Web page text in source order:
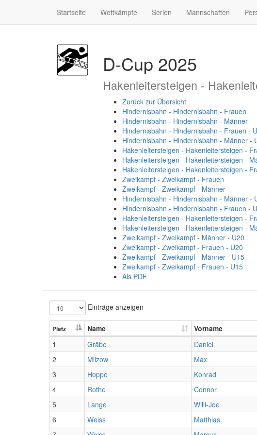
Startseite Wettkämpfe Serien Mannschaften
D-Cup 2025
Hakenleitersteigen -
Zurück zur Übersicht
Hindernisbahn - Hindernisbahn - Frauen
Hindernisbahn - Hindernisbahn - Männer
Hindernisbahn - Hindernisbahn - Frauen -
Hindernisbahn - Hindernisbahn - Männer -
Hakenleitersteigen - Hakenleitersteigen -
Hakenleitersteigen - Hakenleitersteigen -
Hakenleitersteigen - Hakenleitersteigen -
Zweikampf - Zweikampf - Frauen
Zweikampf - Zweikampf - Männer
Hindernisbahn - Hindernisbahn - Männer -
Hindernisbahn - Hindernisbahn - Frauen -
Hakenleitersteigen - Hakenleitersteigen -
Hakenleitersteigen - Hakenleitersteigen -
Zweikampf - Zweikampf - Männer - U20
Zweikampf - Zweikampf - Frauen - U20
Zweikampf - Zweikampf - Männer - U15
Zweikampf - Zweikampf - Frauen - U15
Als PDF
Einträge anzeigen
Platz Name Vorname
1 Gräbe Daniel
2
Milzow Max
3
Hoppe Konrad
4
Rothe Connor
5
Lange Willi-Joe
6
Weiss Matthias